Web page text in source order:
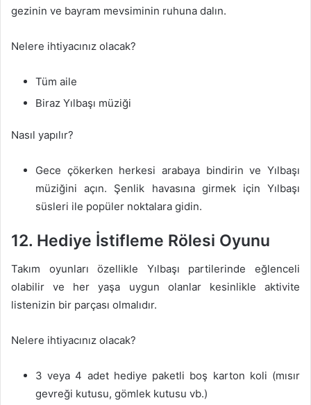
gezinin ve bayram mevsiminin ruhuna dalın.
Nelere ihtiyacınız olacak?
Tüm aile
Biraz Yılbaşı müziği
Nasıl yapılır?
Gece çökerken herkesi arabaya bindirin ve Yılbaşı
müziğini açın. Şenlik havasına girmek için Yılbaşı
süsleri ile popüler noktalara gidin.
12. Hediye İstifleme Rölesi Oyunu
Takım oyunları özellikle Yılbaşı partilerinde eğlenceli
olabilir ve her yaşa uygun olanlar kesinlikle aktivite
listenizin bir parçası olmalıdır.
Nelere ihtiyacınız olacak?
3 veya 4 adet hediye paketli boş karton koli (mısır
gevreği kutusu, gömlek kutusu vb.)